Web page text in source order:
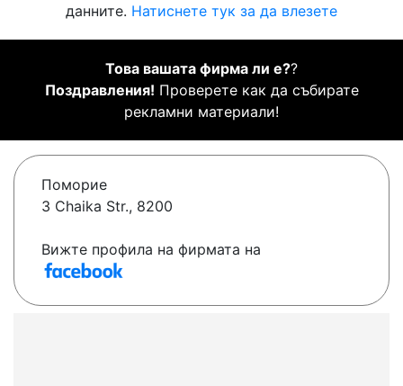
данните. Натиснете тук за да влезете
Това вашата фирма ли е??
Поздравления! Проверете как да събирате
рекламни материали!
Поморие
3 Chaika Str., 8200
Вижте профила на фирмата на